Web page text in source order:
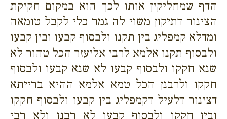
הדף שמחליקין אותו לכך הוא במקום חקיקת
הצינור דתיקון משוי לה גמר כלי לקבל טומאה
ומדלא קמפליג בין תקנו ולבסוף קבעו ובין קבעו
ולבסוף תקנו אלמא לרבי אליעזר הכל טהור לא
שנא חקקו ולבסוף קבעו לא שנא קבעו ולבסוף
חקקו ולרבנן הכל טמא אלמא ההיא ברייתא
דצינור דלעיל דקמפליג בין קבעו ולבסוף חקקו